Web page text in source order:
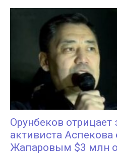
Орунбеков отрицает
активиста Аспекова
Жапаровым $3 млн